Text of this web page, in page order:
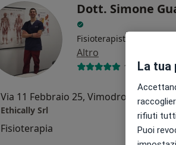
Dott. Simone
Fisioterapista,
Altro
114
Via 11 Febbraio 25, Vimodrone •
Ethically Srl
Fisioterapia
La tua
rifiuti
Puoi